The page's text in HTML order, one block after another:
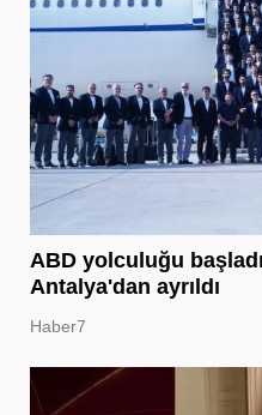
ABD yolculuğu
Antalya'dan ayrıldı
Haber7